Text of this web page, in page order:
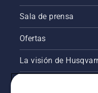
Sala de prensa
Ofertas
La visión de